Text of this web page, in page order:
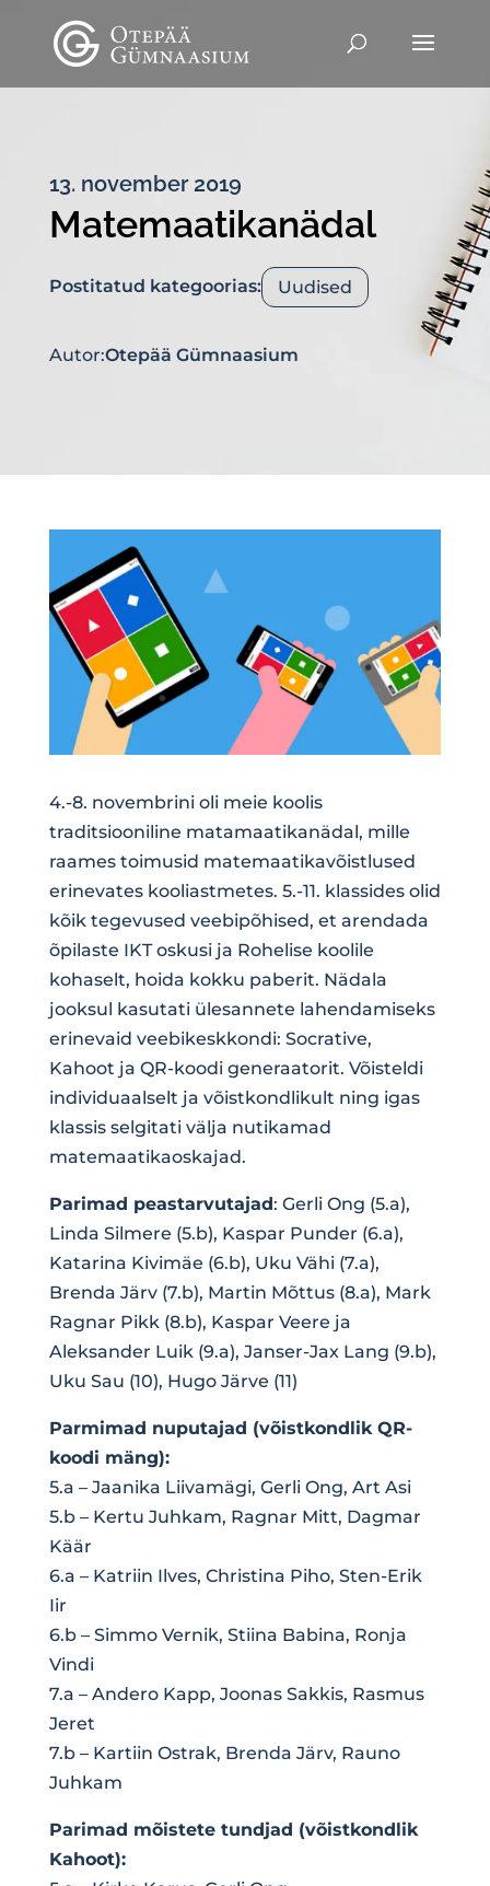
13. november 2019
Matemaatikanädal
Postitatud kategoorias: Uudised
Autor:Otepää Gümnaasium
4.-8. novembrini oli meie koolis
traditsiooniline matamaatikanädal, mille
raames toimusid matemaatikavõistlused
erinevates kooliastmetes. 5.-11. klassides olid
kõik tegevused veebipõhised, et arendada
õpilaste IKT oskusi ja Rohelise koolile
kohaselt, hoida kokku paberit. Nädala
jooksul kasutati ülesannete lahendamiseks
erinevaid veebikeskkondi: Socrative,
Kahoot ja QR-koodi generaatorit. Võisteldi
individuaalselt ja võistkondlikult ning igas
klassis selgitati välja nutikamad
matemaatikaoskajad.
Parimad peastarvutajad: Gerli Ong (5.a),
Linda Silmere (5.b), Kaspar Punder (6.a),
Katarina Kivimäe (6.b), Uku Vähi (7.a),
Brenda Järv (7.b), Martin Mõttus (8.a), Mark
Ragnar Pikk (8.b), Kaspar Veere ja
Aleksander Luik (9.a), Janser-Jax Lang (9.b),
Uku Sau (10), Hugo Järve (11)
Parmimad nuputajad (võistkondlik QR-
koodi mäng):
5.a – Jaanika Liivamägi, Gerli Ong, Art Asi
5.b – Kertu Juhkam, Ragnar Mitt, Dagmar
Käär
6.a – Katriin Ilves, Christina Piho, Sten-Erik
Iir
6.b – Simmo Vernik, Stiina Babina, Ronja
Vindi
7.a – Andero Kapp, Joonas Sakkis, Rasmus
Jeret
7.b – Kartiin Ostrak, Brenda Järv, Rauno
Juhkam
Parimad mõistete tundjad (võistkondlik
Kahoot):